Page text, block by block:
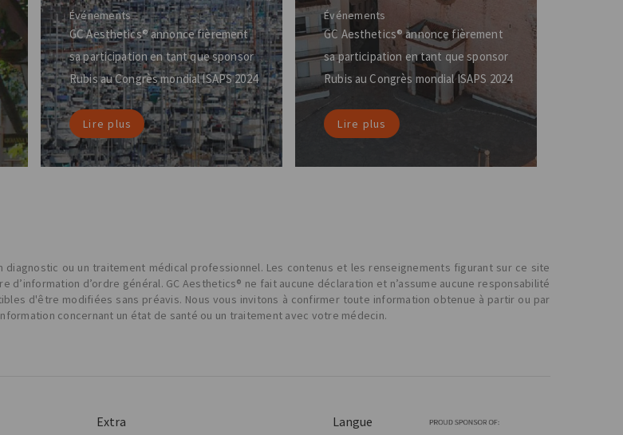
Événements
GC Aesthetics® annonce fièrement
sa participation en tant que sponsor
Rubis au Congrès mondial ISAPS 2024
Lire plus
Événements
GC Aesthetics® annonce fièrement
sa participation en tant que sponsor
Rubis au Congrès mondial ISAPS 2024
Lire plus
ou un traitement médical professionnel. Les contenus et les renseignements figurant sur ce site
d’ordre général. GC Aesthetics® ne fait aucune déclaration et n’assume aucune responsabilité
d'être modifiées sans préavis. Nous vous invitons à confirmer toute information obtenue à partir ou par
concernant un état de santé ou un traitement avec votre médecin.
Extra Langue